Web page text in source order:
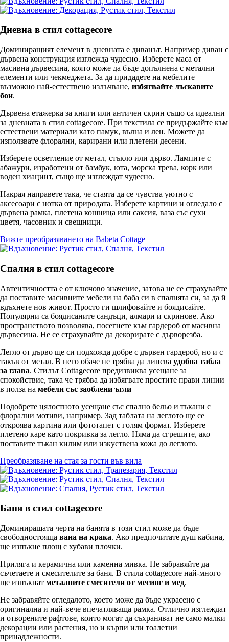
Дневна в стил cottagecore
Доминиращият елемент в дневната е диванът. Например диван с
дървена конструкция изглежда чудесно. Изберете маса от
масивна дървесина, която може да бъде допълнена с метални
елементи или чекмеджета. За да придадете на мебелите
възможно най-естествено излъчване, избягвайте лъскавите
бои.
Дървена етажерка за книги или античен скрин също са идеални
за дневната в стил cottagecore. При текстила се придържайте към
естествени материали като памук, вълна и лен. Можете да
използвате флорални, карирани или плетени десени.
Изберете осветление от метал, стъкло или дърво. Лампите с
абажури, изработени от бамбук, юта, морска трева, корк или
воден хиацинт, също ще изглеждат чудесно.
Накрая направете така, че стаята да се чувства уютно с
аксесоари с нотка от природата. Изберете картини и огледало с
дървена рамка, плетена кошница или саксия, ваза със сухи
цветя, часовник и свещници.
Вижте преобразяването на Babeta Cottage
Спалня в стил cottagecore
Автентичността е от ключово значение, затова не се страхувайте
да поставите масивните мебели на баба си в спалнята си, за да й
вдъхнете нов живот. Просто ги шлифовайте и боядисайте.
Популярни са боядисаните сандъци, алмари и скринове. Ако
пространството позволява, посегнете към гардероб от масивна
дървесина. Не се страхувайте да декорирате с дърворезба.
Легло от дърво ще си подхожда добре с дървен гардероб, но и с
такъв от метал. В него обаче не трябва да липсва удобна табла
за глава. Стилът Cottagecore предизвиква усещане за
спокойствие, така че трябва да избягвате простите прави линии
в полза на мебели със заоблени ъгли
Подобрете цялостното усещане със спално бельо и тъкани с
флорални мотиви, например. Зад таблата на леглото ще се
откроява картина или фототапет с голям формат. Изберете
плетено каре като покривка за легло. Няма да сгрешите, ако
поставите тъкан килим или изкуствена кожа до леглото.
Преобразяване на стая за гости във вила
Баня в стил cottagecore
Доминиращата черта на банята в този стил може да бъде
свободностояща вана на крака. Ако предпочитате душ кабина,
ще изпъкне площ с хубави плочки.
Приляга и керамична или каменна мивка. Не забравяйте да
съчетаете и смесителите за баня. В стила cottagecore най-много
ще изпъкнат металните смесители от месинг и мед.
Не забравяйте огледалото, което може да бъде украсено с
оригинална и най-вече впечатляваща рамка. Отлично изглеждат
и отворените рафтове, които могат да съхраняват не само малки
декорации или растения, но и кърпи или тоалетни
принадлежности.